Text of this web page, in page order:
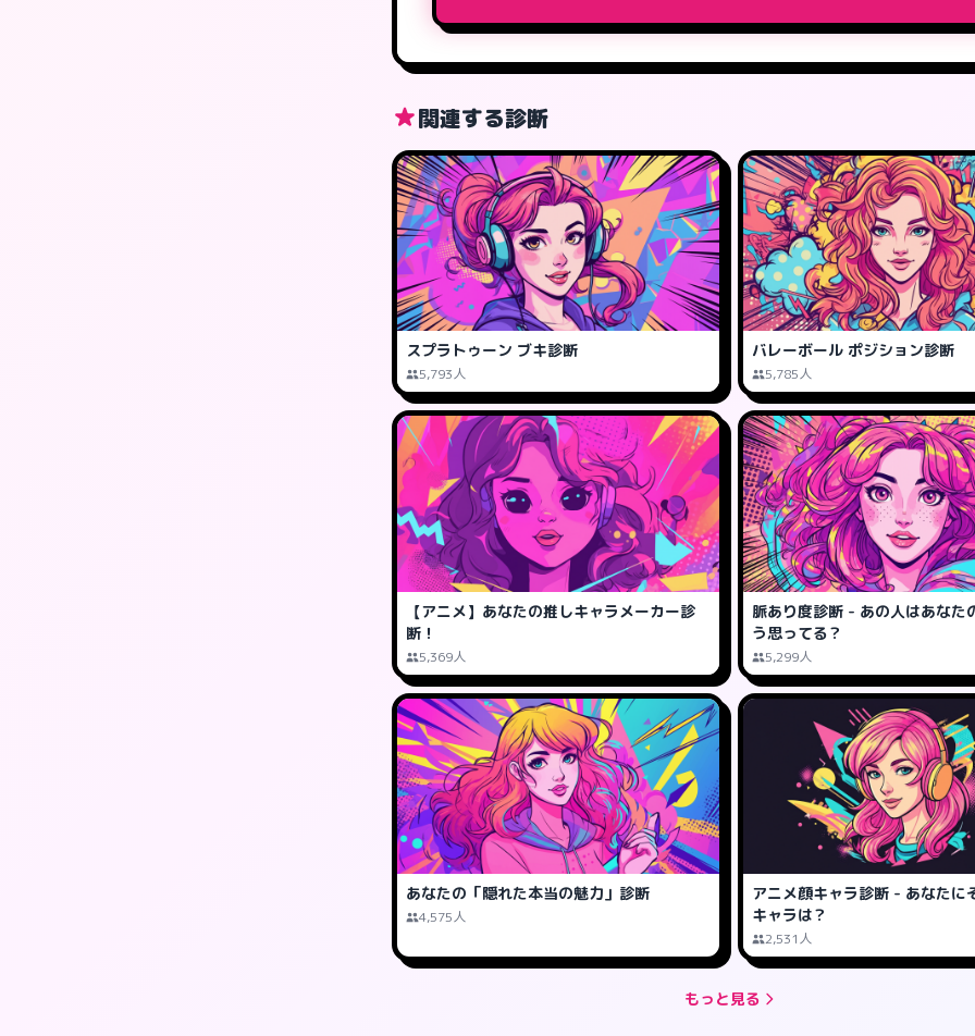
関連する診断
スプラトゥーン ブキ診断
5,793人
バレーボール ポジション診断
5,785人
【アニメ】あなたの推しキャラメーカー診
断！
5,369人
脈あり度診断 - あの人はあなた
う思ってる？
5,299人
あなたの「隠れた本当の魅力」診断
4,575人
アニメ顔キャラ診断 - あなたに
キャラは？
2,531人
もっと見る